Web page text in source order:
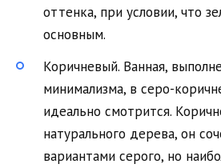
оттенка, при условии, что
основным.
Коричневый. Ванная,
минимализма, в серо-
идеально смотрится.
натурального дерева, он
вариантами серого, но